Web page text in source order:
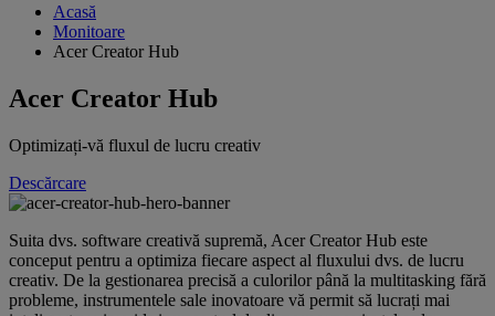
Acasă
Monitoare
Acer Creator Hub
Acer Creator Hub
Optimizați-vă fluxul de lucru creativ
Descărcare
Suita dvs. software creativă supremă, Acer Creator Hub este
conceput pentru a optimiza fiecare aspect al fluxului dvs. de lucru
creativ. De la gestionarea precisă a culorilor până la multitasking fără
probleme, instrumentele sale inovatoare vă permit să lucrați mai